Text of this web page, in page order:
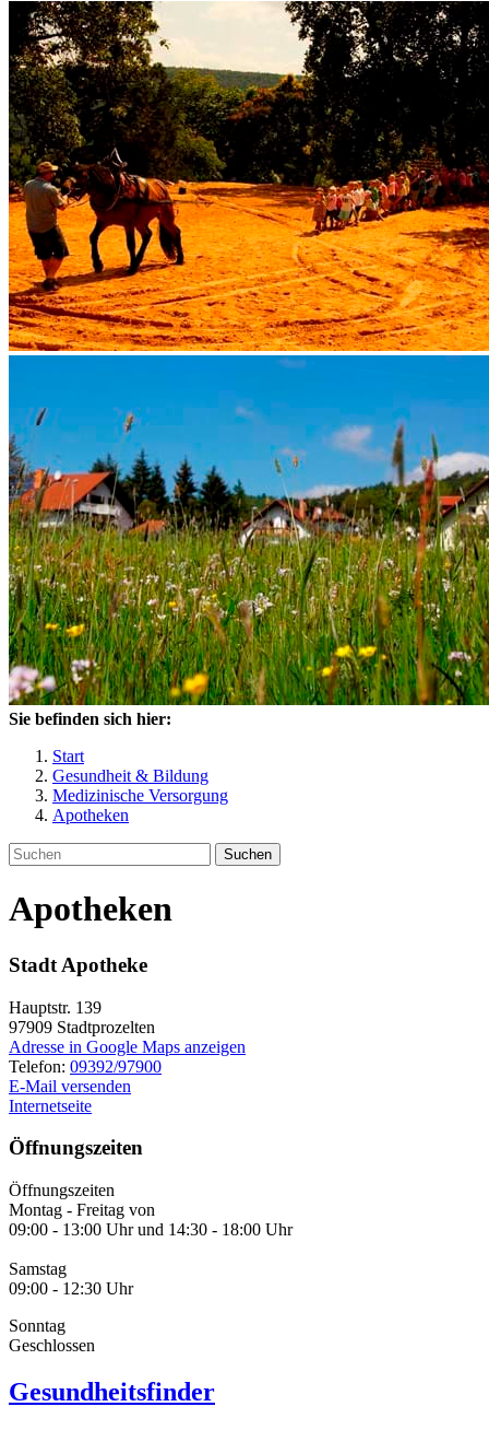
Sie befinden sich hier:
Start
Gesundheit & Bildung
Medizinische Versorgung
Apotheken
Suchen
Apotheken
Stadt Apotheke
Hauptstr. 139
97909 Stadtprozelten
Adresse in Google Maps anzeigen
Telefon: 09392/97900
E-Mail versenden
Internetseite
Öffnungszeiten
Öffnungszeiten
Montag - Freitag von
09:00 - 13:00 Uhr und 14:30 - 18:00 Uhr
Samstag
09:00 - 12:30 Uhr
Sonntag
Geschlossen
Gesundheitsfinder